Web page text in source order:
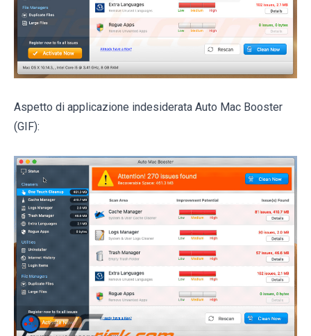
Aspetto di applicazione indesiderata Auto Mac Booster
(GIF):